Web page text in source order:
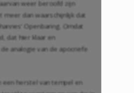
weer beroofd zijn
dan waarschijnlijk dat
Openbaring. Omdat
dat hier klaar en
analogie van de apocriefe
een herstel van tempel en